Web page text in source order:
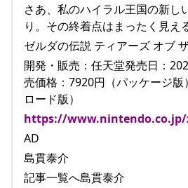
さあ、私のハイラル王国の新し
り。その終着点はまったく見え
ゼルダの伝説 ティアーズ オブ
開発・販売：任天堂発売日：
売価格：7920円（パッケージ
ロード版）
https://
AD
島貫泰介
記事一覧へ島貫泰介